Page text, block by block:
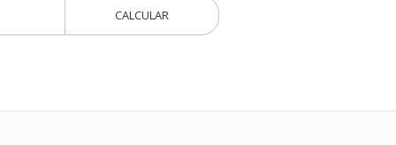
CALCULAR